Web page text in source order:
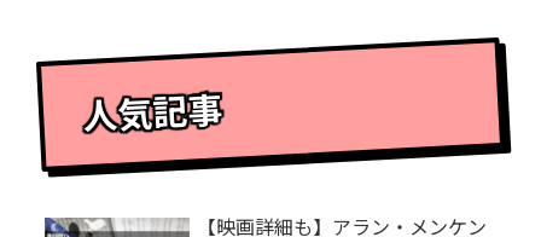
人気記事
【映画詳細も】アラン・メンケン